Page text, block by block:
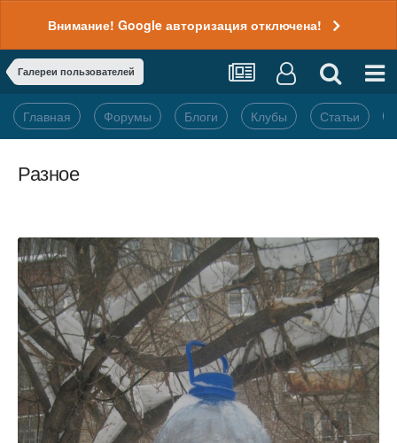
Внимание! Google авторизация отключена!
Галереи пользователей
Главная Форумы Блоги Клубы Статьи
Разное